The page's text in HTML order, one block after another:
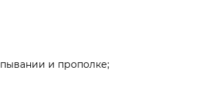
и прополке;